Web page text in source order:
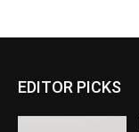
EDITOR PICKS